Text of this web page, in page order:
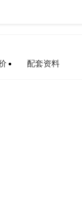
配套资料